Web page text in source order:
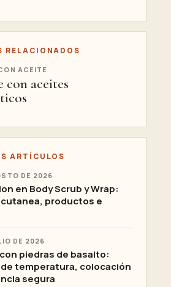
RELACIONADOS
ACEITE
con aceites
ARTÍCULOS
DE 2026
en Body Scrub y Wrap:
productos e
DE 2026
piedras de basalto:
temperatura, colocación
segura